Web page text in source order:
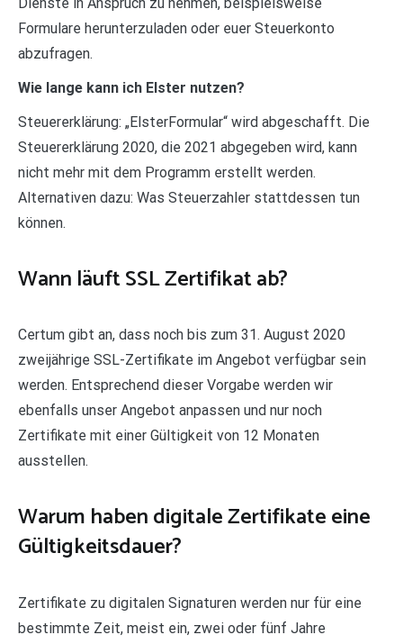
Formulare herunterzuladen oder euer Steuerkonto
abzufragen.
Wie lange kann ich Elster nutzen?
Steuererklärung: „ElsterFormular“ wird abgeschafft. Die
Steuererklärung 2020, die 2021 abgegeben wird, kann
nicht mehr mit dem Programm erstellt werden.
Alternativen dazu: Was Steuerzahler stattdessen tun
können.
Wann läuft SSL Zertifikat ab?
Certum gibt an, dass noch bis zum 31. August 2020
zweijährige SSL-Zertifikate im Angebot verfügbar sein
werden. Entsprechend dieser Vorgabe werden wir
ebenfalls unser Angebot anpassen und nur noch
Zertifikate mit einer Gültigkeit von 12 Monaten
ausstellen.
Warum haben digitale Zertifikate eine
Gültigkeitsdauer?
Zertifikate zu digitalen Signaturen werden nur für eine
bestimmte Zeit, meist ein, zwei oder fünf Jahre